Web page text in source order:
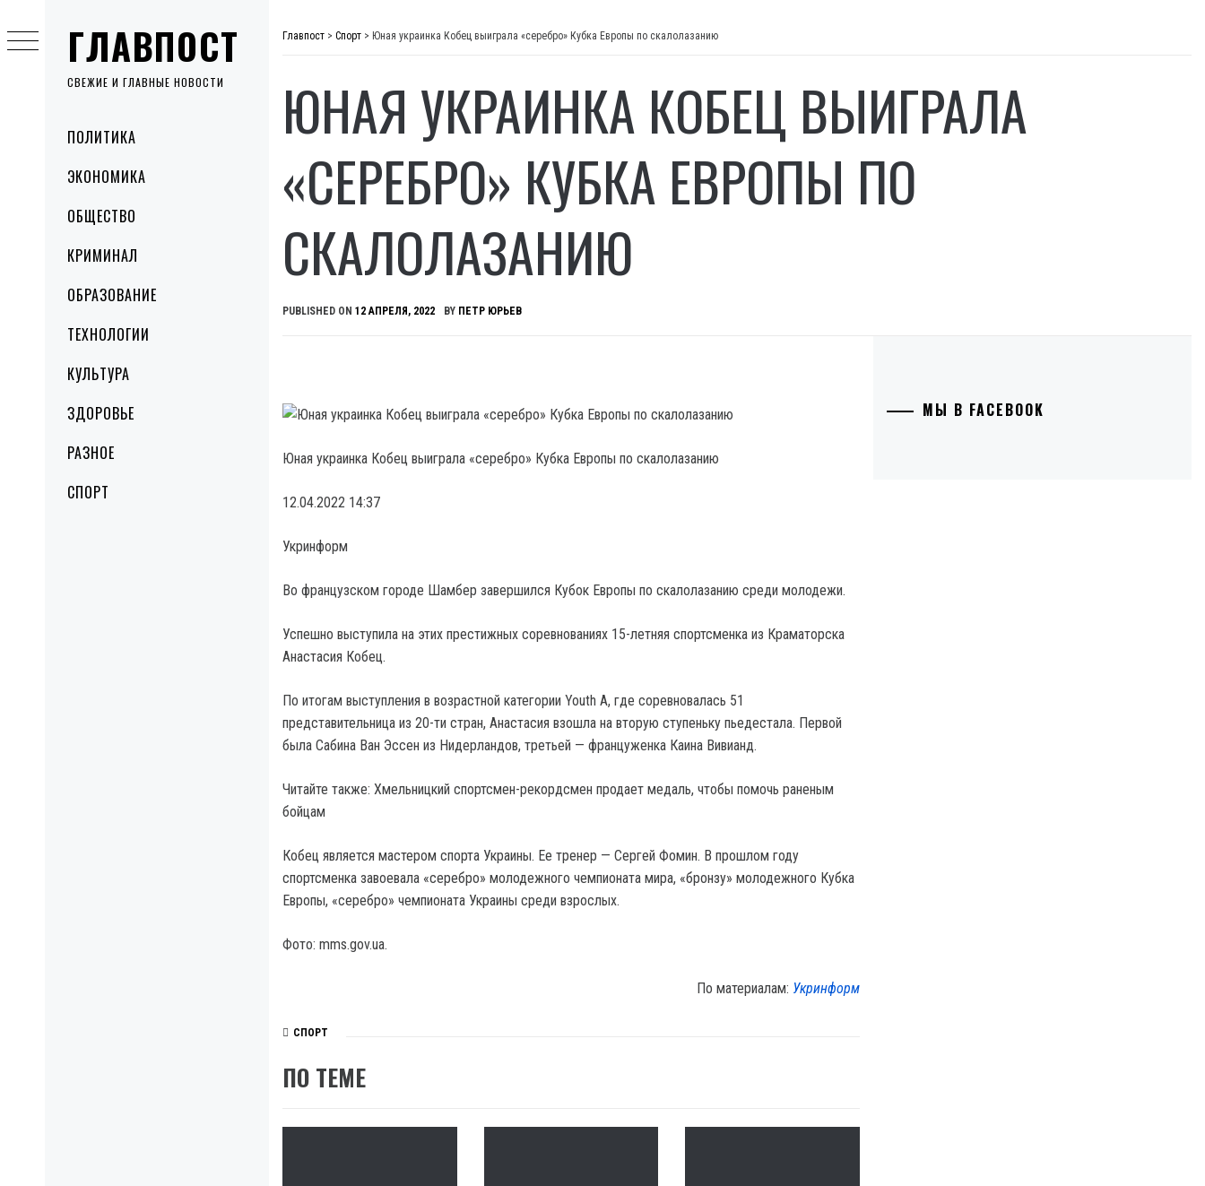
ГЛАВПОСТ
СВЕЖИЕ И ГЛАВНЫЕ НОВОСТИ
MenuПОЛИТИКА
ЭКОНОМИКА
ОБЩЕСТВО
КРИМИНАЛ
ОБРАЗОВАНИЕ
ТЕХНОЛОГИИ
КУЛЬТУРА
ЗДОРОВЬЕ
РАЗНОЕ
СПОРТ
to
content
Главпост > Спорт > Юная украинка Кобец выиграла «серебро» Кубка Европы по скалолазанию
ЮНАЯ УКРАИНКА КОБЕЦ ВЫИГРАЛА
«СЕРЕБРО» КУБКА ЕВРОПЫ ПО
СКАЛОЛАЗАНИЮ
PUBLISHED ON 12 АПРЕЛЯ, 2022 BY ПЕТР ЮРЬЕВ
Юная украинка Кобец выиграла «серебро» Кубка Европы по скалолазанию
12.04.2022 14:37
Укринформ
Во французском городе Шамбер завершился Кубок Европы по скалолазанию среди молодежи.
Успешно выступила на этих престижных соревнованиях 15-летняя спортсменка из Краматорска
Анастасия Кобец.
По итогам выступления в возрастной категории Youth A, где соревновалась 51
представительница из 20-ти стран, Анастасия взошла на вторую ступеньку пьедестала. Первой
была Сабина Ван Эссен из Нидерландов, третьей — француженка Каина Вивианд.
Читайте также: Хмельницкий спортсмен-рекордсмен продает медаль, чтобы помочь раненым
бойцам
Кобец является мастером спорта Украины. Ее тренер — Сергей Фомин. В прошлом году
спортсменка завоевала «серебро» молодежного чемпионата мира, «бронзу» молодежного Кубка
Европы, «серебро» чемпионата Украины среди взрослых.
Фото: mms.gov.ua.
По материалам: Укринформ
СПОРТ
ПО ТЕМЕ
МЫ В FACEBOOK